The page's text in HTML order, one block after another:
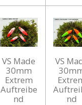
VS Made
30mm
Extrem
Auftreibe
nd
VS
nd